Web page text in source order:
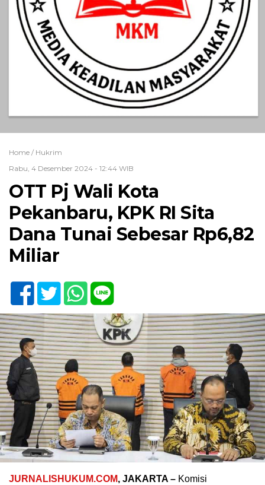
Home / Hukrim
Rabu, 4 Desember 2024 - 12:44 WIB
OTT Pj Wali Kota
Pekanbaru, KPK RI Sita
Dana Tunai Sebesar Rp6,82
Miliar
JURNALISHUKUM.COM, JAKARTA – Komisi